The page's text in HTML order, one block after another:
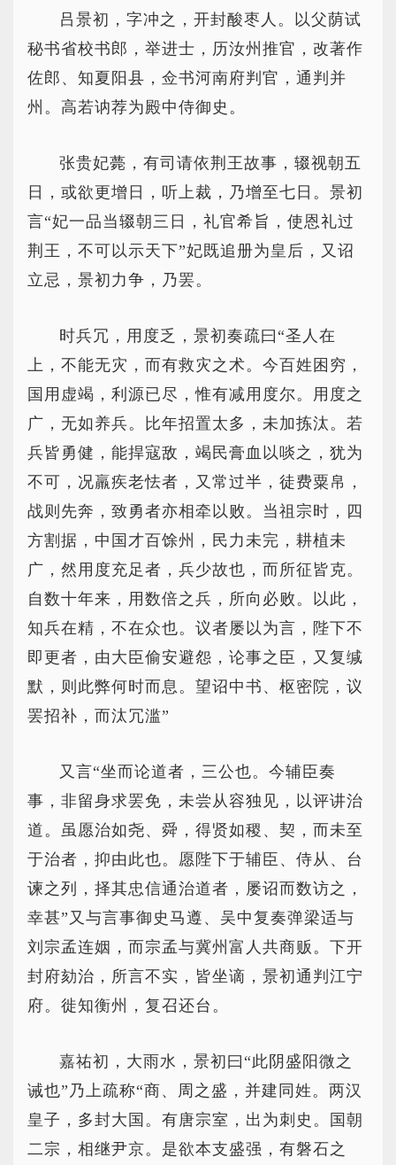
吕景初，字冲之，开封酸枣人。以父荫试
秘书省校书郎，举进士，历汝州推官，改著作
佐郎、知夏阳县，佥书河南府判官，通判并
州。高若讷荐为殿中侍御史。
张贵妃薨，有司请依荆王故事，辍视朝五
日，或欲更增日，听上裁，乃增至七日。景初
言“妃一品当辍朝三日，礼官希旨，使恩礼过
荆王，不可以示天下”妃既追册为皇后，又诏
立忌，景初力争，乃罢。
时兵冗，用度乏，景初奏疏曰“圣人在
上，不能无灾，而有救灾之术。今百姓困穷，
国用虚竭，利源已尽，惟有减用度尔。用度之
广，无如养兵。比年招置太多，未加拣汰。若
兵皆勇健，能捍寇敌，竭民膏血以啖之，犹为
不可，况羸疾老怯者，又常过半，徒费粟帛，
战则先奔，致勇者亦相牵以败。当祖宗时，四
方割据，中国才百馀州，民力未完，耕植未
广，然用度充足者，兵少故也，而所征皆克。
自数十年来，用数倍之兵，所向必败。以此，
知兵在精，不在众也。议者屡以为言，陛下不
即更者，由大臣偷安避怨，论事之臣，又复缄
默，则此弊何时而息。望诏中书、枢密院，议
罢招补，而汰冗滥”
又言“坐而论道者，三公也。今辅臣奏
事，非留身求罢免，未尝从容独见，以评讲治
道。虽愿治如尧、舜，得贤如稷、契，而未至
于治者，抑由此也。愿陛下于辅臣、侍从、台
谏之列，择其忠信通治道者，屡诏而数访之，
幸甚”又与言事御史马遵、吴中复奏弹梁适与
刘宗孟连姻，而宗孟与冀州富人共商贩。下开
封府劾治，所言不实，皆坐谪，景初通判江宁
府。徙知衡州，复召还台。
嘉祐初，大雨水，景初曰“此阴盛阳微之
诫也”乃上疏称“商、周之盛，并建同姓。两汉
皇子，多封大国。有唐宗室，出为刺史。国朝
二宗，相继尹京。是欲本支盛强，有磐石之